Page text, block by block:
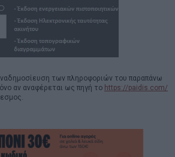
των πληροφοριών του παραπάνω
αν αναφέρεται ως πηγή το https://paidis.com/